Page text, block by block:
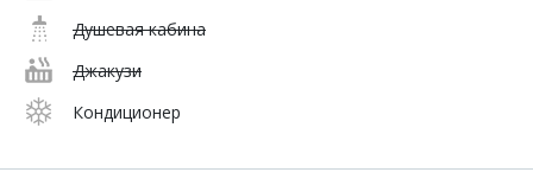
Душевая кабина
Джакузи
Кондиционер